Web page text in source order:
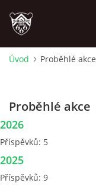
PLÁNOVANÉ AKCE
PROBĚHLÉ AKCE
NOVINKY
Úvod Proběhlé akce
Proběhlé akce
2026
Příspěvků: 5
2025
Příspěvků: 9